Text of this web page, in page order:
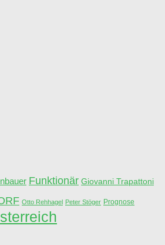
Funktionär Giovanni Trapattoni
Otto Rehhagel Peter Stöger Prognose